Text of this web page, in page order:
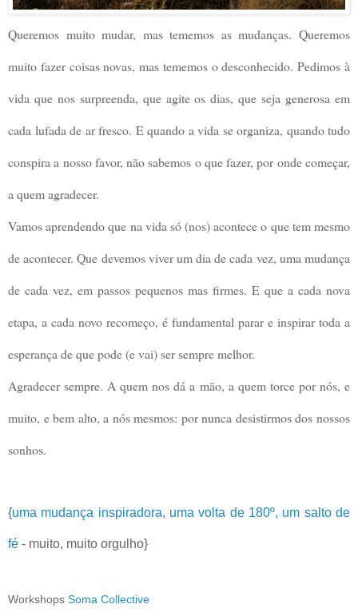
Queremos muito mudar, mas tememos as mudanças. Queremos
muito fazer coisas novas, mas tememos o desconhecido. Pedimos à
vida que nos surpreenda, que agite os dias, que seja generosa em
cada lufada de ar fresco. E quando a vida se organiza, quando tudo
conspira a nosso favor, não sabemos o que fazer, por onde começar,
a quem agradecer.
Vamos aprendendo que na vida só (nos) acontece o que tem mesmo
de acontecer. Que devemos viver um dia de cada vez, uma mudança
de cada vez, em passos pequenos mas firmes. E que a cada nova
etapa, a cada novo recomeço, é fundamental parar e inspirar toda a
esperança de que pode (e vai) ser sempre melhor.
Agradecer sempre. A quem nos dá a mão, a quem torce por nós, e
muito, e bem alto, a nós mesmos: por nunca desistirmos dos nossos
sonhos.
{uma mudança inspiradora, uma volta de 180º, um salto de
fé - muito, muito orgulho}
Workshops Soma Collective